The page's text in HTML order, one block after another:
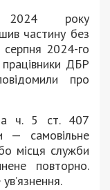
2024 року
частину без
2024-го
ДБР
про
ч. 5 ст. 407
— самовільне
місця служби
повторно.